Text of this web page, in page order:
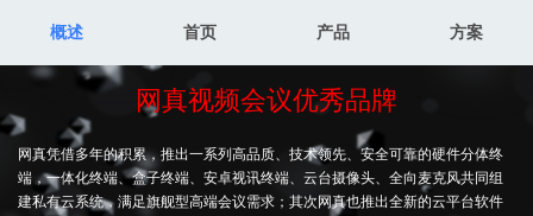
概述 首页 产品 方案
网真视频会议优秀品牌
网真凭借多年的积累，推出一系列高品质、技术领先、安全可靠的硬件分体终
端，一体化终端、盒子终端、安卓视讯终端、云台摄像头、全向麦克风共同组
建私有云系统，满足旗舰型高端会议需求；其次网真也推出全新的云平台软件